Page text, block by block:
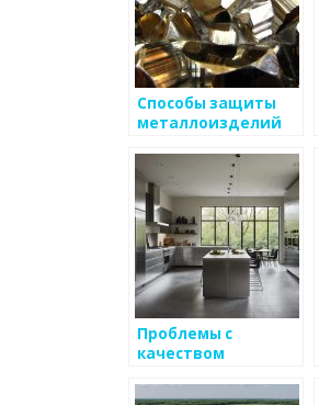
Способы защиты
металлоизделий
Проблемы с
качеством
решения